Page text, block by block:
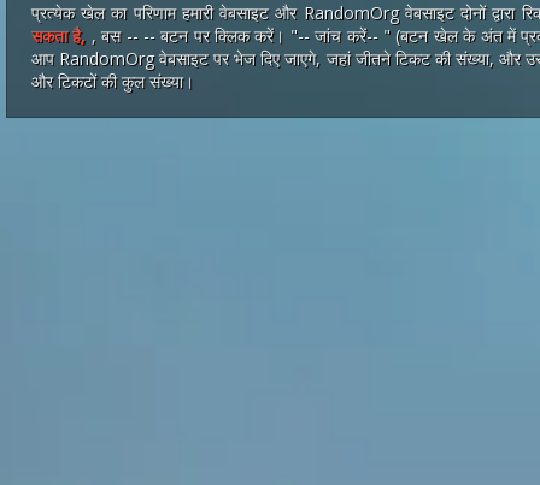
प्रत्येक खेल का परिणाम हमारी वेबसाइट और RandomOrg वेबसाइट दोनों द्वारा
सकता है, , बस -- -- बटन पर क्लिक करें। "-- जांच करें-- " (बटन खेल के अंत में
आप RandomOrg वेबसाइट पर भेज दिए जाएगे, जहां जीतने टिकट की संख्या, और
और टिकटों की कुल संख्या।